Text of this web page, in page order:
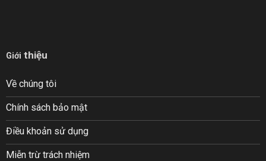
Giới thiệu
Về chúng tôi
Chính sách bảo mật
Điều khoản sử dụng
Miễn trừ trách nhiệm